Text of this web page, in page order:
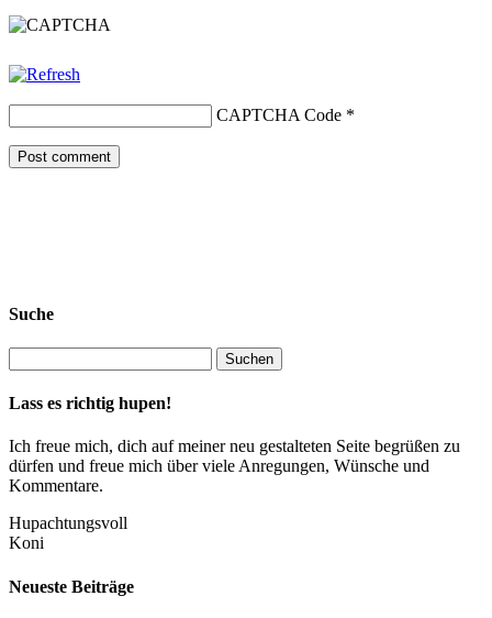
CAPTCHA Code *
Suche
Lass es richtig hupen!
Ich freue mich, dich auf meiner neu gestalteten Seite begrüßen zu
dürfen und freue mich über viele Anregungen, Wünsche und
Kommentare.
Hupachtungsvoll
Koni
Neueste Beiträge